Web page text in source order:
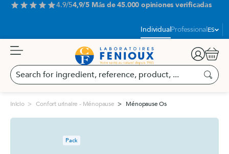
star star star star star4.9/54,9/5 Más de 45.000 opiniones verificadas
IndividualProfessional
Idioma:
ES
Search
for
reference,
product,
Buscar
Inicio Confort urinaire - Ménopause Ménopause Os
Pack